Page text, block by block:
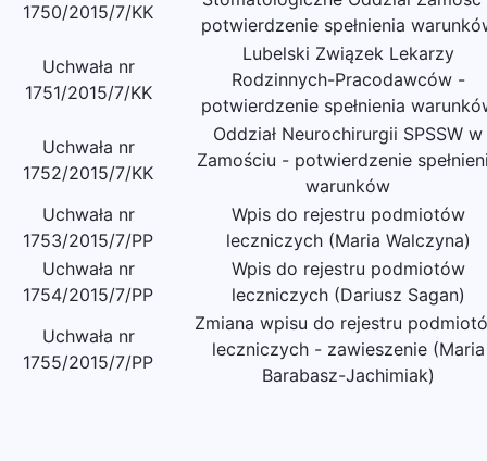
1750/2015/7/KK
potwierdzenie spełnienia
Uchwała nr
1751/2015/7/KK
Lubelski Związek Lekarzy
Rodzinnych-Pracodawców -
potwierdzenie spełnienia
Uchwała nr
1752/2015/7/KK
Oddział Neurochirurgii SPSSW w
Zamościu - potwierdzenie
warunków
Uchwała nr
1753/2015/7/PP
Wpis do rejestru podmiotów
leczniczych (Maria Walczyna)
Uchwała nr
1754/2015/7/PP
Wpis do rejestru podmiotów
leczniczych (Dariusz Sagan)
Uchwała nr
1755/2015/7/PP
Zmiana wpisu do rejestru
leczniczych - zawieszenie (Maria
Barabasz-Jachimiak)